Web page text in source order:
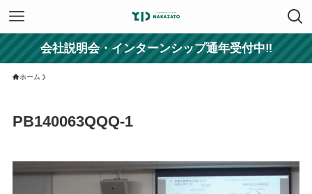
会社説明会・インターンシップ通年受付中‼
ホーム
PB140063QQQ-1